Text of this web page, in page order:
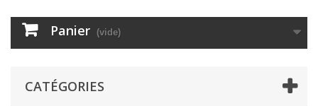
Panier (vide)
CATÉGORIES